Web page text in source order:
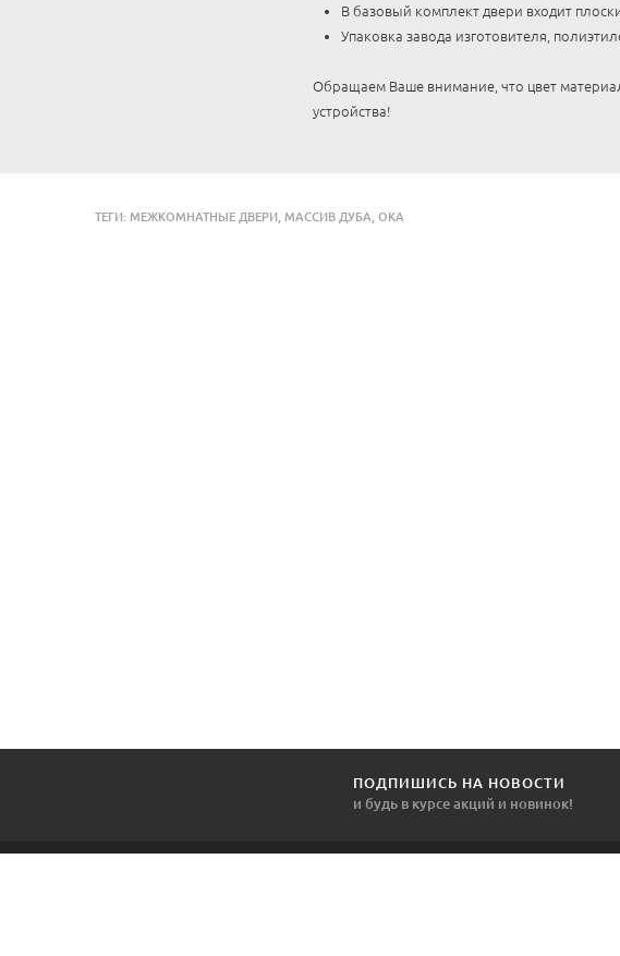
В базовый комплект двери входит
Упаковка завода изготовителя,
Обращаем Ваше внимание, что цвет
устройства!
ТЕГИ: МЕЖКОМНАТНЫЕ ДВЕРИ МАССИВ ДУБА ОКА
ПОДПИШИСЬ НА НОВОСТИ
и будь в курсе акций и новинок!